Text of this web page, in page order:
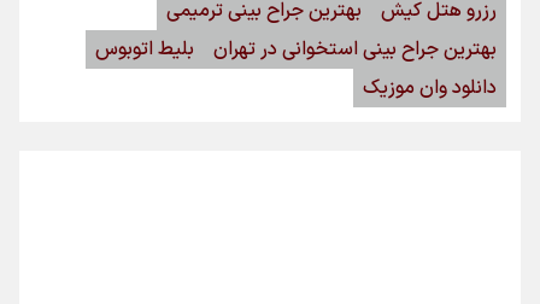
رزرو هتل کیش
بهترین جراح بینی ترمیمی
بهترین جراح بینی استخوانی در تهران
بلیط اتوبوس
دانلود وان موزیک